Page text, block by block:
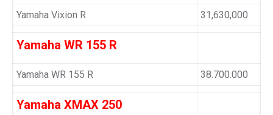
Yamaha Vixion R
31,630,000
Yamaha WR 155 R
Yamaha WR 155 R 38.700.000
Yamaha XMAX 250